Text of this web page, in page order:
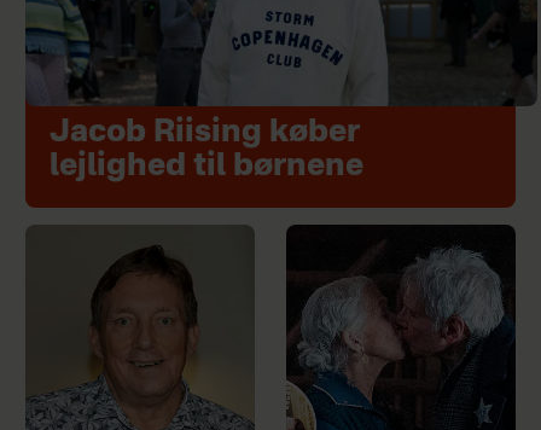
Jacob Riising køber
lejlighed til børnene